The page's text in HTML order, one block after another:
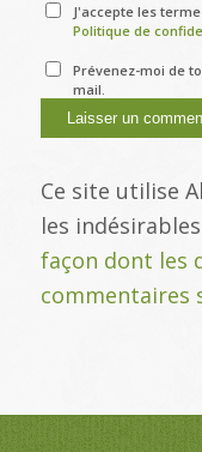
J'accepte les
Politique de
Prévenez-moi de
mail.
Ce site utilise
les
façon dont les
commentaires